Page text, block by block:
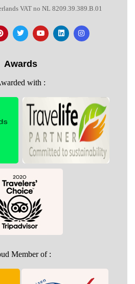
VAT no NL 8209.39.389.B.01
Awards
with :
Member of :